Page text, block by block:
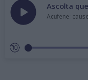
Ascolta
Acufene: